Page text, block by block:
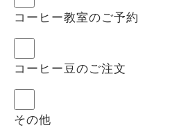
コーヒー教室のご予約
コーヒー豆のご注文
その他